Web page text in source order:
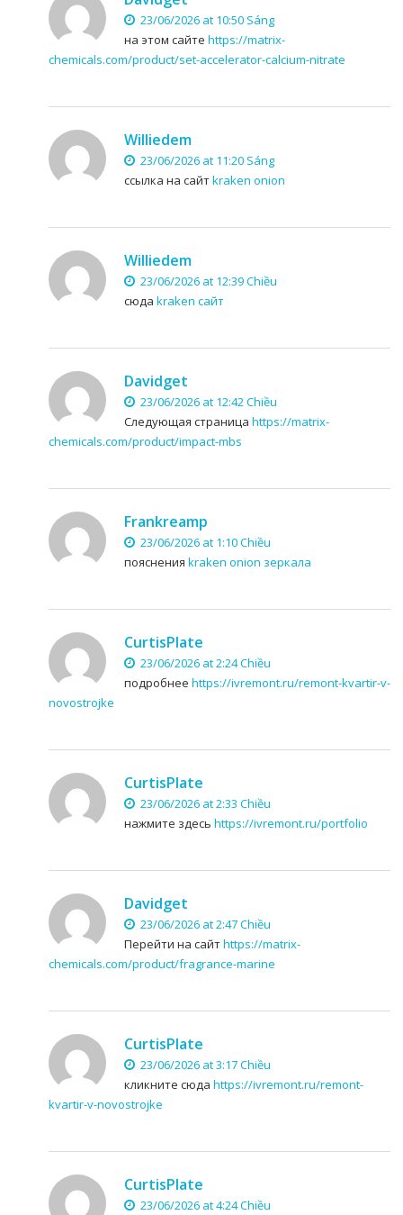
23/06/2026 at 10:50 Sáng
на этом сайте https://matrix-
chemicals.com/product/set-accelerator-calcium-nitrate
Williedem
23/06/2026 at 11:20 Sáng
ссылка на сайтkraken onion
Williedem
23/06/2026 at 12:39 Chiều
сюда kraken сайт
Davidget
23/06/2026 at 12:42 Chiều
Следующая страница https://matrix-
chemicals.com/product/impact-mbs
Frankreamp
23/06/2026 at 1:10 Chiều
пояснения kraken onion зеркала
CurtisPlate
23/06/2026 at 2:24 Chiều
подробнее https://ivremont.ru/remont-kvartir-v-
novostrojke
CurtisPlate
23/06/2026 at 2:33 Chiều
нажмите здесь https://ivremont.ru/portfolio
Davidget
23/06/2026 at 2:47 Chiều
Перейти на сайтhttps://matrix-
chemicals.com/product/fragrance-marine
CurtisPlate
23/06/2026 at 3:17 Chiều
кликните сюда https://ivremont.ru/remont-
kvartir-v-novostrojke
CurtisPlate
23/06/2026 at 4:24 Chiều